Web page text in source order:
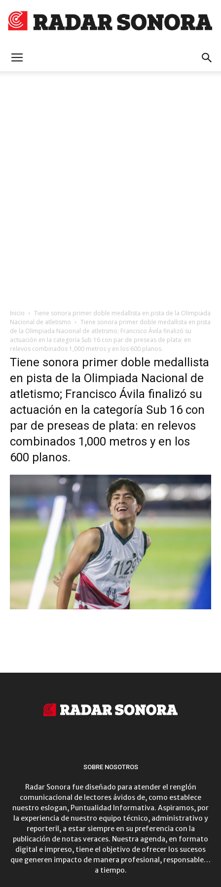
Inicio
Tiene sonora primer doble medallista en pista de la Olimpiada
Nacional de atletismo
Tiene sonora primer doble medallista en pista
de la Olimpiada Nacional de atletismo; Francisco Ávila finalizó su
actuación en la categoría Sub 16 con par de preseas de plata: en
relevos combinados 1,000 metros y en los 600 planos.
Tiene sonora primer doble medallista
en pista de la Olimpiada Nacional de
atletismo; Francisco Ávila finalizó su
actuación en la categoría Sub 16 con
par de preseas de plata: en relevos
combinados 1,000 metros y en los
600 planos.
SOBRE NOSOTROS
Radar Sonora fue diseñado para atender el renglón
comunicacional de lectores ávidos de, como establece
nuestro eslogan, Puntualidad Informativa. Aspiramos, por
la experiencia de nuestro equipo técnico, administrativo y
reporteril, a estar siempre en su preferencia con la
publicación de notas veraces. Nuestra agenda, en formato
digital e impreso, tiene el objetivo de ofrecer los sucesos
que generen impacto de manera profesional, responsable…
a tiempo.